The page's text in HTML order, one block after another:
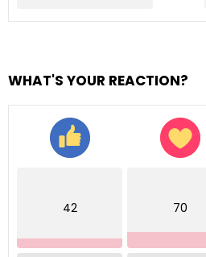
WHAT'S YOUR REACTION?
42 70